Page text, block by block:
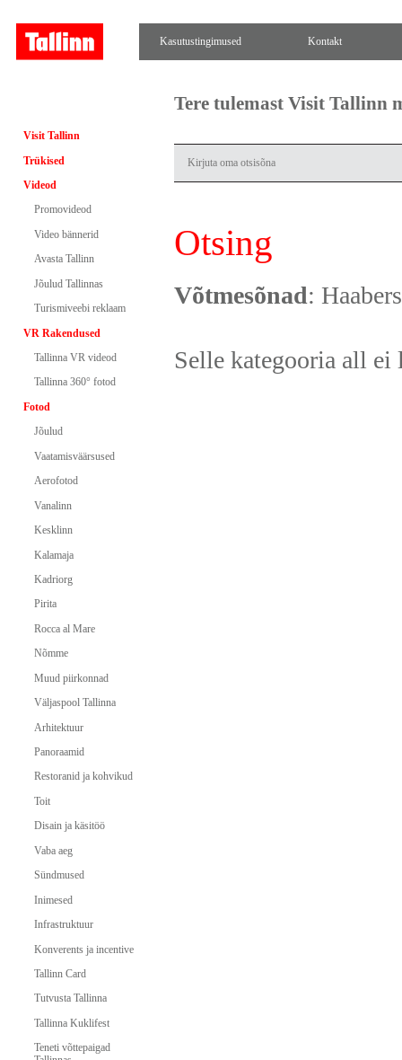
Kasutustingimused Kontakt
Visit Tallinn
Trükised
Videod
Promovideod
Video bännerid
Avasta Tallinn
Jõulud Tallinnas
Turismiveebi reklaam
VR Rakendused
Tallinna VR videod
Tallinna 360° fotod
Fotod
Jõulud
Vaatamisväärsused
Aerofotod
Vanalinn
Kesklinn
Kalamaja
Kadriorg
Pirita
Rocca al Mare
Nõmme
Muud piirkonnad
Väljaspool Tallinna
Arhitektuur
Panoraamid
Restoranid ja kohvikud
Toit
Disain ja käsitöö
Vaba aeg
Sündmused
Inimesed
Infrastruktuur
Konverents ja incentive
Tallinn Card
Tutvusta Tallinna
Tallinna Kuklifest
Teneti võttepaigad
Tere tulemast Visit Tallinn
Otsing
Võtmesõnad:
Selle kategooria all